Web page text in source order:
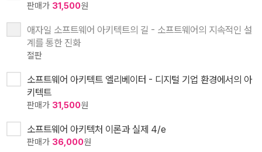
판매가 31,500원
애자일 소프트웨어 아키텍트의 길 - 소프트웨어의 지속적인 설
계를 통한 진화
절판
소프트웨어 아키텍트 엘리베이터 - 디지털 기업 환경에서의 아
키텍트
판매가 31,500원
소프트웨어 아키텍처 이론과 실제 4/e
판매가 36,000원